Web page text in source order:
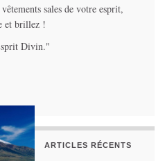
sales de votre esprit,
et brillez !
Divin."
ARTICLES RÉCENTS